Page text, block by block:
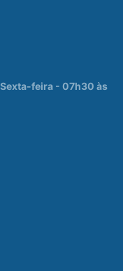
feira - 07h30 às